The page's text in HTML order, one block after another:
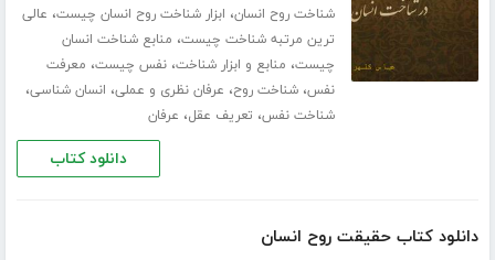
شناخت روح انسان، ابزار شناخت روح انسان چیست، عالی
ترین مرتبه شناخت چیست، منابع شناخت انسان
چیست، منابع و ابزار شناخت،نفس چیست، معرفت
نفس،شناخت روح، عرفان نظری و عملی، انسان شناسی،
شناخت نفس، تعریف عقل، عرفان
دانلود کتاب
دانلود کتاب حقیقت روح انسان